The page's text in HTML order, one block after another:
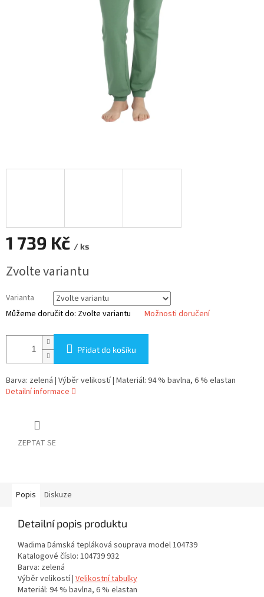
1 739 Kč / ks
cena:
Zvolte variantu
Varianta
Můžeme doručit do: Zvolte variantu Možnosti doručení
Přidat do košíku
Barva: zelená | Výběr velikostí | Materiál: 94 % bavlna, 6 % elastan
Detailní informace
ZEPTAT SE
Popis Diskuze
Detailní popis produktu
Wadima Dámská tepláková souprava model 104739
Katalogové číslo: 104739 932
Barva: zelená
Výběr velikostí | Velikostní tabulky
Materiál: 94 % bavlna, 6 % elastan